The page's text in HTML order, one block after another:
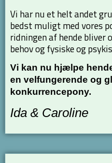
Vi har nu et helt andet
bedst muligt med vores
ridningen af hende bliver
behov og fysiske og
Vi kan nu hjælpe
en velfungerende og
konkurrencepony.
Ida & Caroline